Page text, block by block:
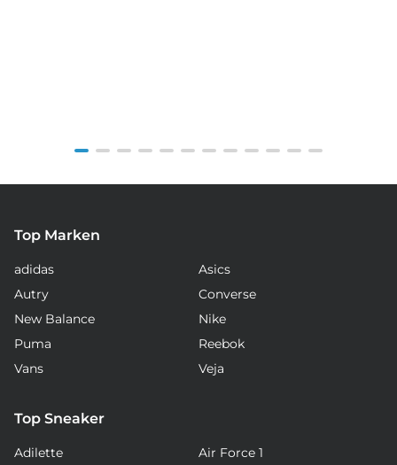
1
12
Top Marken
adidas
Asics
Autry
Converse
New Balance
Nike
Puma
Reebok
Vans
Veja
Top Sneaker
Adilette
Air Force 1